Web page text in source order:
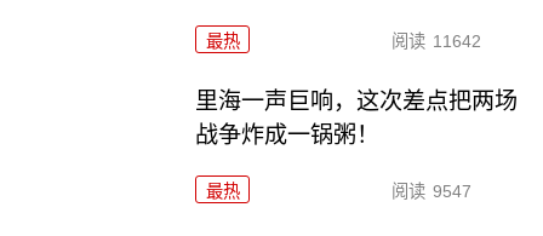
最热 阅读 11642
里海一声巨响，这次差点把两场
战争炸成一锅粥！
最热 阅读 9547